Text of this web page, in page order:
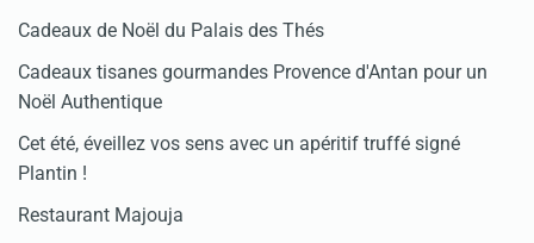
Cadeaux de Noël du Palais des Thés
Cadeaux tisanes gourmandes Provence d'Antan pour un
Noël Authentique
Cet été, éveillez vos sens avec un apéritif truffé signé
Plantin !
Restaurant Majouja